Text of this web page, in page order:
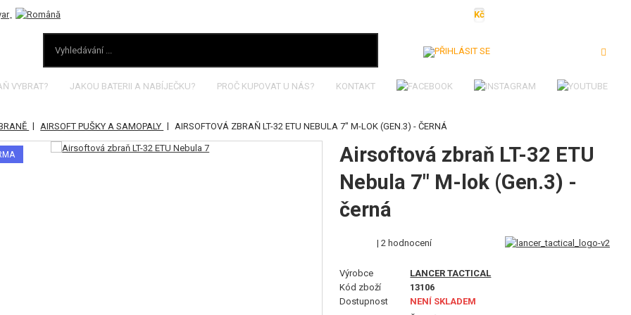
Kč
VYBRAT? JAKOU BATERII A NABÍJEČKU? PROČ KUPOVAT U NÁS? KONTAKT
| AIRSOFT PUŠKY A SAMOPALY | AIRSOFTOVÁ ZBRAŇ LT-32 ETU NEBULA 7" M-LOK (GEN.3) - ČERNÁ
Airsoftová zbraň LT-32 ETU
Nebula 7" M-lok (Gen.3) -
černá
| 2 hodnocení
Výrobce
LANCER TACTICAL
Kód zboží
13106
Dostupnost
NENÍ SKLADEM